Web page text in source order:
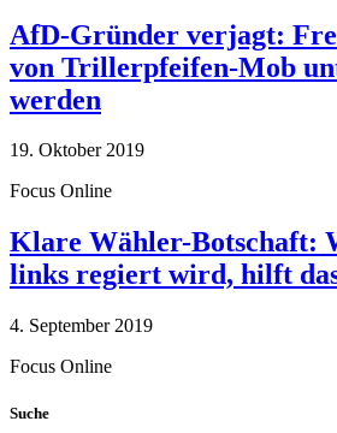
AfD-Gründer verjagt:
von Trillerpfeifen-Mob
werden
19. Oktober 2019
Focus Online
Klare Wähler-Botschaft:
links regiert wird, hilft
4. September 2019
Focus Online
Suche